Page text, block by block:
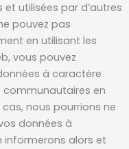
utilisées par d’autres
pouvez pas
en utilisant les
vous pouvez
à caractère
en
nous pourrions ne
données à
informerons alors et